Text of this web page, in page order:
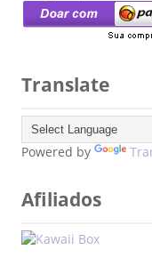
Translate
Powered by
Afiliados